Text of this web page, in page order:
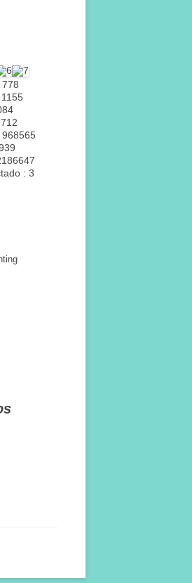
968565
: 3